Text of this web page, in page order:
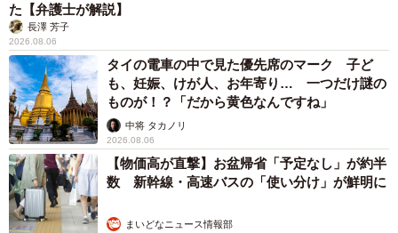
た【弁護士が解説】
長澤 芳子
2026.08.06
タイの電車の中で見た優先席のマーク 子ど
も、妊娠、けが人、お年寄り… 一つだけ謎の
ものが！？「だから黄色なんですね」
中将 タカノリ
2026.08.06
【物価高が直撃】お盆帰省「予定なし」が約半
数 新幹線・高速バスの「使い分け」が鮮明に
まいどなニュース情報部